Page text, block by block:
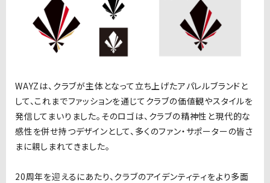
WAYZは、クラブが主体となって立ち上げたアパレルブランドと
して、これまでファッションを通じてクラブの価値観やスタイルを
発信してまいりました。そのロゴは、クラブの精神性と現代的な
感性を併せ持つデザインとして、多くのファン・サポーターの皆さ
まに親しまれてきました。
20周年を迎えるにあたり、クラブのアイデンティティをより多面